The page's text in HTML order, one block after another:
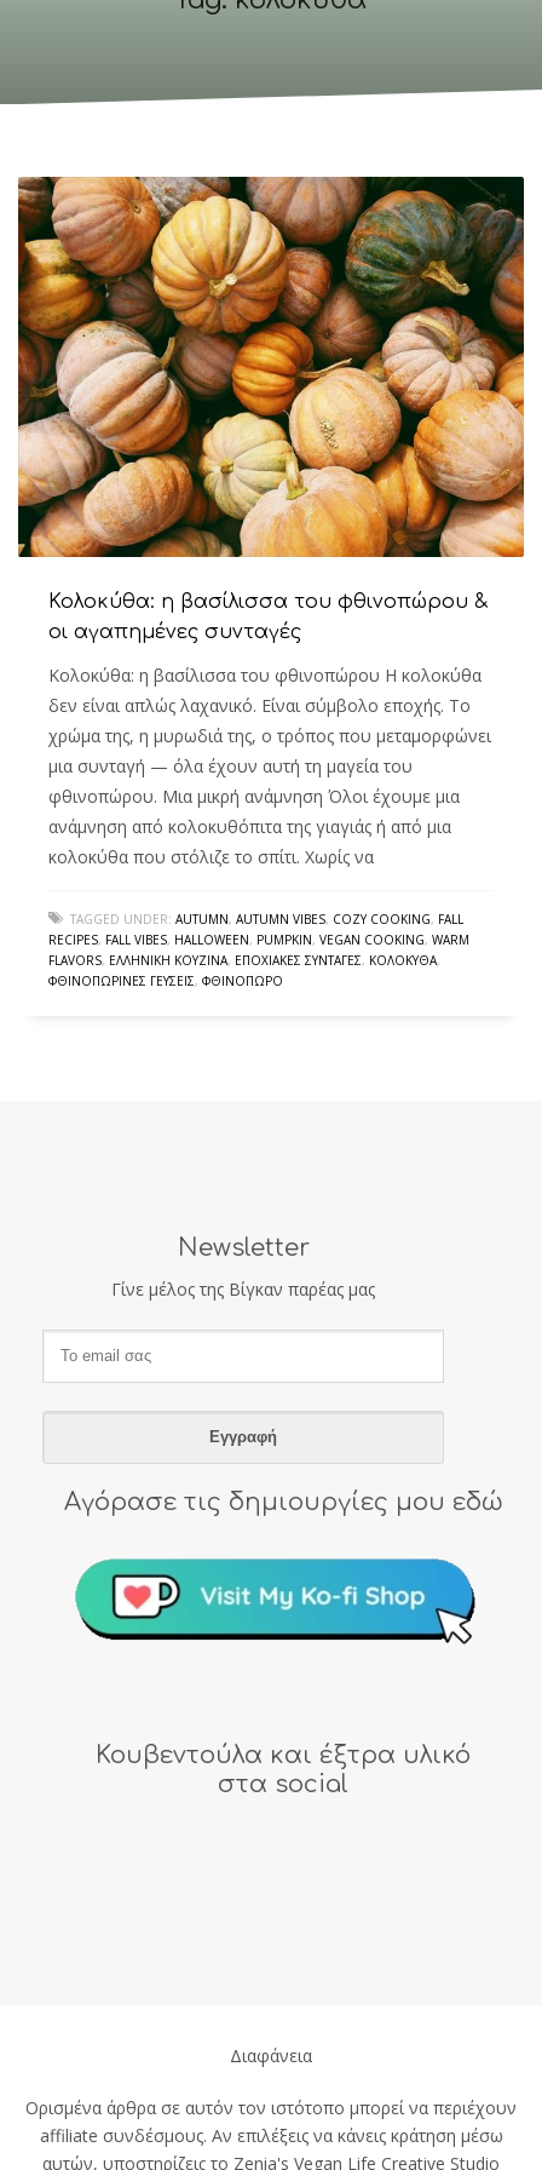
Κολοκύθα: η βασίλισσα του φθινοπώρου &
οι αγαπημένες συνταγές
Κολοκύθα: η βασίλισσα του φθινοπώρου Η κολοκύθα
δεν είναι απλώς λαχανικό. Είναι σύμβολο εποχής. Το
χρώμα της, η μυρωδιά της, ο τρόπος που μεταμορφώνει
μια συνταγή — όλα έχουν αυτή τη μαγεία του
φθινοπώρου. Μια μικρή ανάμνηση Όλοι έχουμε μια
ανάμνηση από κολοκυθόπιτα της γιαγιάς ή από μια
κολοκύθα που στόλιζε το σπίτι. Χωρίς να
TAGGED UNDER: AUTUMN, AUTUMN VIBES, COZY COOKING, FALL
RECIPES, FALL VIBES, HALLOWEEN, PUMPKIN, VEGAN COOKING, WARM
FLAVORS, ΕΛΛΗΝΙΚΉ ΚΟΥΖΊΝΑ, ΕΠΟΧΙΑΚΈΣ ΣΥΝΤΑΓΈΣ, ΚΟΛΟΚΎΘΑ,
ΦΘΙΝΟΠΩΡΙΝΈΣ ΓΕΎΣΕΙΣ, ΦΘΙΝΌΠΩΡΟ
Newsletter
Γίνε μέλος της Βίγκαν παρέας μας
Αγόρασε τις δημιουργίες μου εδώ
Κουβεντούλα και έξτρα υλικό
στα social
Διαφάνεια
Ορισμένα άρθρα σε αυτόν τον ιστότοπο μπορεί να περιέχουν
affiliate συνδέσμους. Αν επιλέξεις να κάνεις κράτηση μέσω
αυτών, υποστηρίζεις το Zenia's Vegan Life Creative Studio